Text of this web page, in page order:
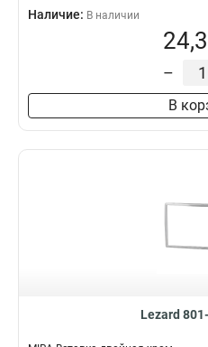
Наличие: В наличии
–
В
Lezard